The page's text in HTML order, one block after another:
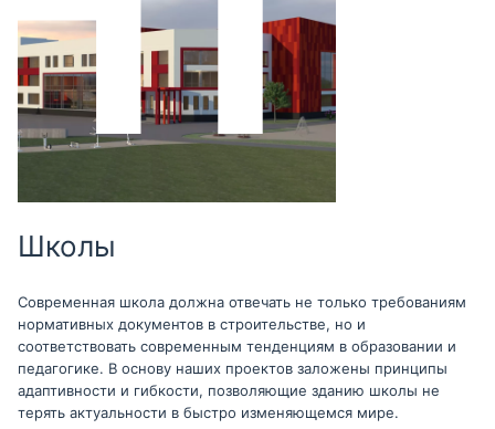
Школы
Современная школа должна отвечать не только требованиям
нормативных документов в строительстве, но и
соответствовать современным тенденциям в образовании и
педагогике. В основу наших проектов заложены принципы
адаптивности и гибкости, позволяющие зданию школы не
терять актуальности в быстро изменяющемся мире.